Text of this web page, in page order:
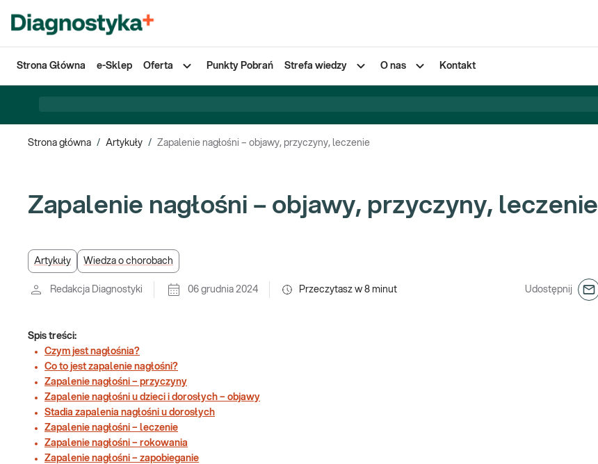
Strona Główna e-Sklep Oferta Punkty Pobrań Strefa wiedzy O nas Kontakt
Strona główna / Artykuły / Zapalenie nagłośni – objawy, przyczyny, leczenie
Zapalenie nagłośni – objawy, przyczyny, leczenie
Artykuły Wiedza o chorobach
Redakcja Diagnostyki 06 grudnia 2024 Przeczytasz w 8 minut Udostępnij
Spis treści:
Czym jest nagłośnia?
Co to jest zapalenie nagłośni?
Zapalenie nagłośni – przyczyny
Zapalenie nagłośni u dzieci i dorosłych – objawy
Stadia zapalenia nagłośni u dorosłych
Zapalenie nagłośni – leczenie
Zapalenie nagłośni – rokowania
Zapalenie nagłośni – zapobieganie